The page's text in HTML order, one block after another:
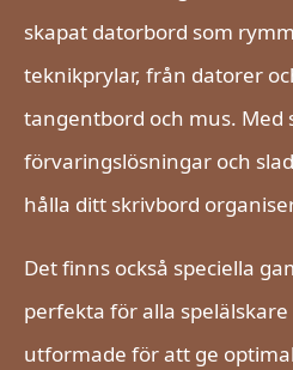
skapat datorbord som
teknikprylar, från datorer
tangentbord och mus. Med
förvaringslösningar och
hålla ditt skrivbord
Det finns också speciella
perfekta för alla
utformade för att ge